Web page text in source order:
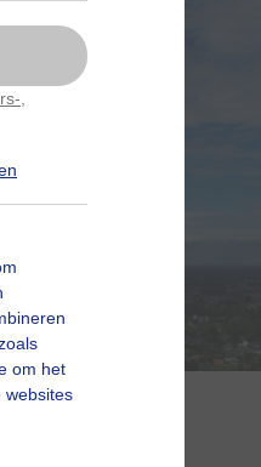
om het
websites
pop-up